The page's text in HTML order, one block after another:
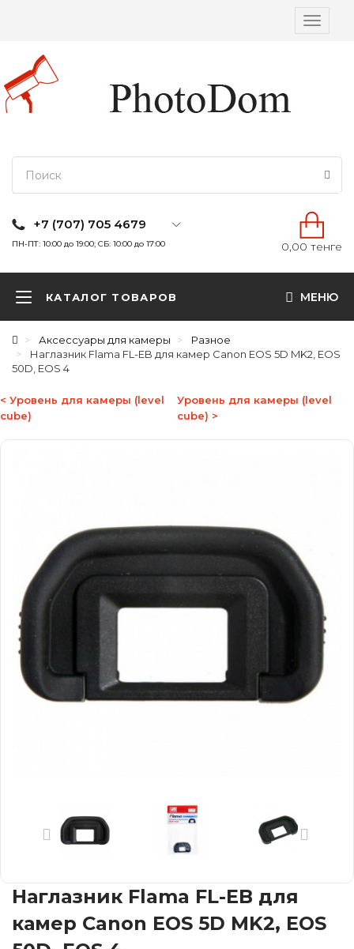
Вкл/
+7 (707) 705 4679
ПН-ПТ: 10:00 до 19:00; СБ: 10:00 до 17:00 0,00 тенге
КАТАЛОГ ТОВАРОВ МЕНЮ
Аксессуары для камеры
Разное
Наглазник Flama FL-EB для камер Canon EOS 5D MK2, EOS
50D, EOS 4
< Уровень для камеры (level
cube)
Уровень для камеры (level
cube) >
Наглазник Flama FL-EB для
камер Canon EOS 5D MK2, EOS